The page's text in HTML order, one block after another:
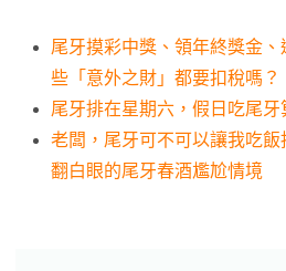
尾牙摸彩中獎、領年終獎金
些「意外之財」都要扣稅嗎？
尾牙排在星期六，假日吃尾牙
老闆，尾牙可不可以讓我吃
翻白眼的尾牙春酒尷尬情境